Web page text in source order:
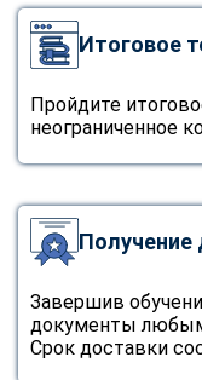
Итоговое
Пройдите
неограниченное
Получение
Завершив
документы
Срок доставки